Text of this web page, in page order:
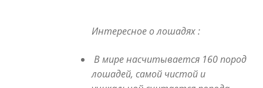
Интересное о лошадях :
В мире насчитывается 160 пород
лошадей, самой чистой и